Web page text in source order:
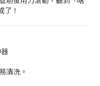
了！
清洗。